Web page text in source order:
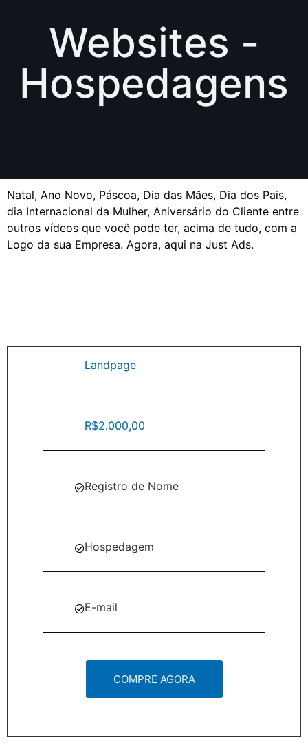
Websites -
Hospedagens
Natal, Ano Novo, Páscoa, Dia das Mães, Dia dos Pais,
dia Internacional da Mulher, Aniversário do Cliente entre
outros vídeos que você pode ter, acima de tudo, com a
Logo da sua Empresa. Agora, aqui na Just Ads.
Landpage
R$2.000,00
Registro de Nome
Hospedagem
E-mail
COMPRE AGORA